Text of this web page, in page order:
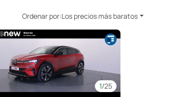
Ordenar por:Los precios más baratos
1/25